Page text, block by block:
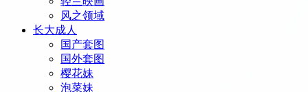
风之领域
长大成人
国产套图
国外套图
樱花妹
泡菜妹